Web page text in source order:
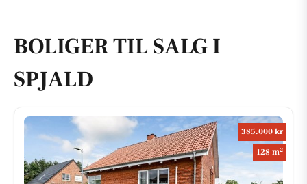
BOLIGER TIL SALG I
SPJALD
385.000 kr
128 m2